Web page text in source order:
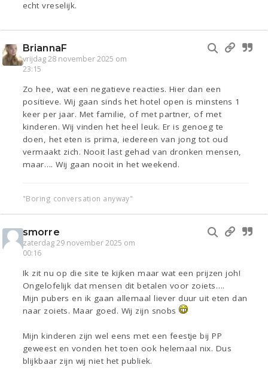
echt vreselijk.
BriannaF
vrijdag 28 november 2025 om
23:15
Zo hee, wat een negatieve reacties. Hier dan een
positieve. Wij gaan sinds het hotel open is minstens 1
keer per jaar. Met familie, of met partner, of met
kinderen. Wij vinden het heel leuk. Er is genoeg te
doen, het eten is prima, iedereen van jong tot oud
vermaakt zich. Nooit last gehad van dronken mensen,
maar…. Wij gaan nooit in het weekend.
"Boring conversation anyway"
smorre
zaterdag 29 november 2025 om
00:16
Ik zit nu op die site te kijken maar wat een prijzen joh!
Ongelofelijk dat mensen dit betalen voor zoiets….
Mijn pubers en ik gaan allemaal liever duur uit eten dan
naar zoiets. Maar goed. Wij zijn snobs
Mijn kinderen zijn wel eens met een feestje bij PP
geweest en vonden het toen ook helemaal nix. Dus
blijkbaar zijn wij niet het publiek.